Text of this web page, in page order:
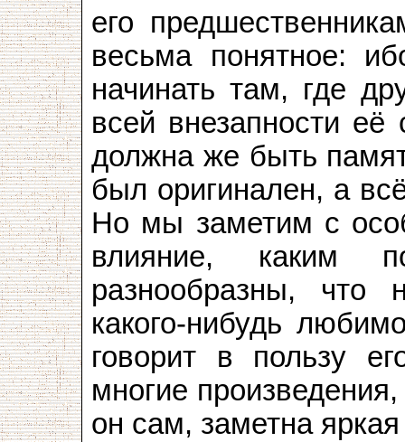
его
весьма понятное:
начинать там, где
всей внезапности
должна же быть
был оригинален, а
Но мы заметим с
влияние, каким
разнообразны, что
какого-нибудь
говорит в пользу
многие
он сам, заметна